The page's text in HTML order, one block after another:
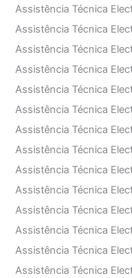
Assistência Técnica
Assistência Técnica
Assistência Técnica
Assistência Técnica
Assistência Técnica
Assistência Técnica
Assistência Técnica
Assistência Técnica
Assistência Técnica
Assistência Técnica
Assistência Técnica
Assistência Técnica
Assistência Técnica
Assistência Técnica